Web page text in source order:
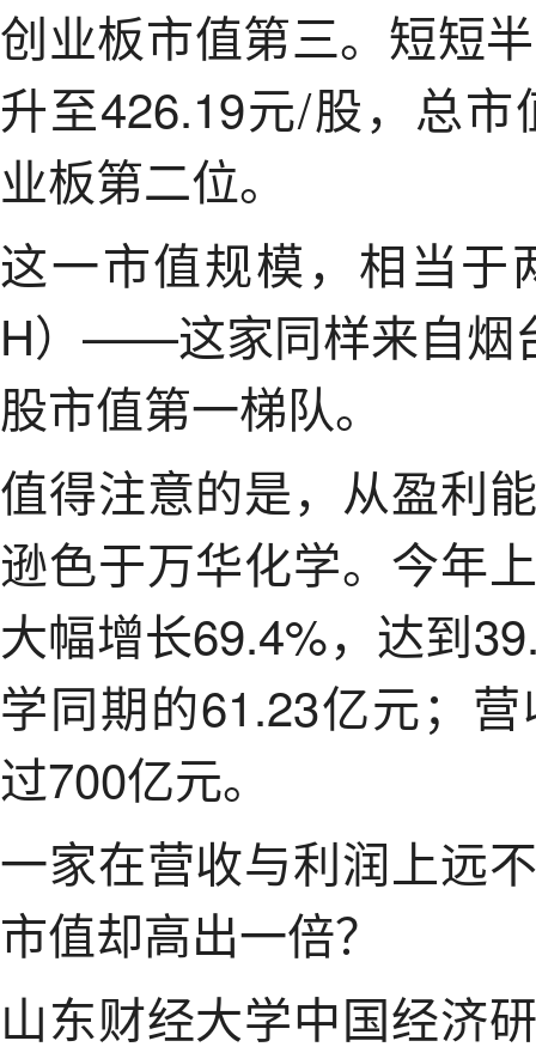
创业板市值第三。短短
升至426.19元/股，总
业板第二位。
这一市值规模，相当于
H）——这家同样来自烟
股市值第一梯队。
值得注意的是，从盈利
逊色于万华化学。今年
大幅增长69.4%，达到
学同期的61.23亿元；
过700亿元。
一家在营收与利润上远
市值却高出一倍？
山东财经大学中国经济